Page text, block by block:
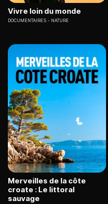
Vivre loin du monde
DOCUMENTAIRES NATURE
Merveilles de la côte
croate : Le littoral
sauvage